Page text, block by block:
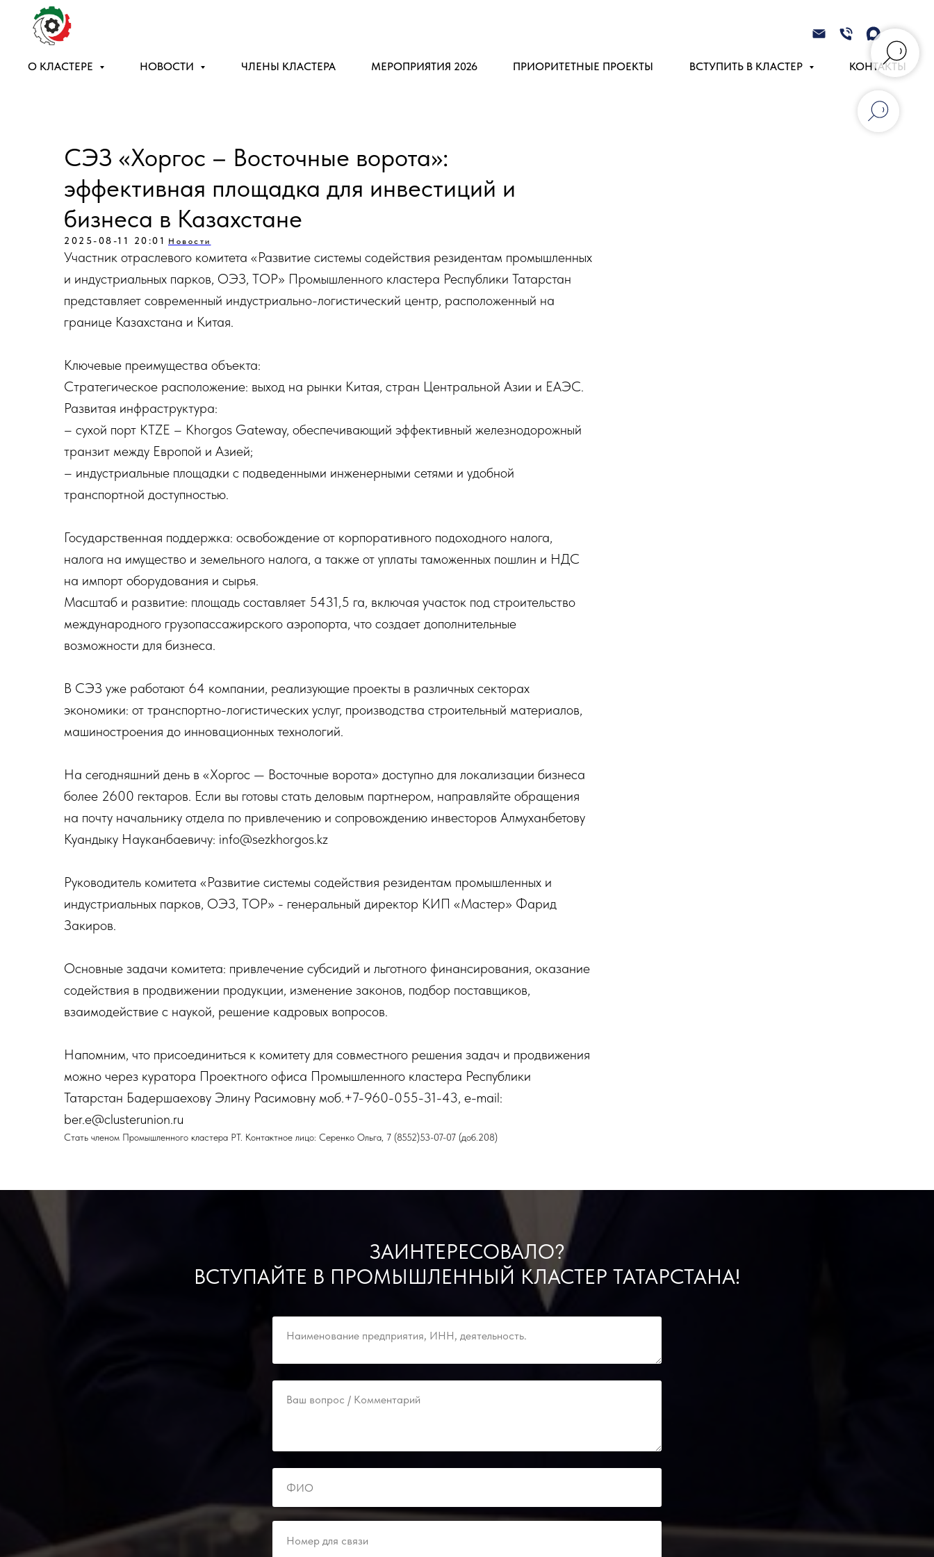
О КЛАСТЕРЕ НОВОСТИ ЧЛЕНЫ КЛАСТЕРА МЕРОПРИЯТИЯ 2026 ПРИОРИТЕТНЫЕ ПРОЕКТЫ ВСТУПИТЬ В КЛАСТЕР КОНТАКТЫ
СЭЗ «Хоргос – Восточные ворота»:
эффективная площадка для инвестиций и
бизнеса в Казахстане
2025-08-11 20:01 Новости
Участник отраслевого комитета «Развитие системы содействия резидентам промышленных
и индустриальных парков, ОЭЗ, ТОР» Промышленного кластера Республики Татарстан
представляет современный индустриально-логистический центр, расположенный на
границе Казахстана и Китая.
Ключевые преимущества объекта:
Стратегическое расположение: выход на рынки Китая, стран Центральной Азии и ЕАЭС.
Развитая инфраструктура:
– сухой порт KTZE – Khorgos Gateway, обеспечивающий эффективный железнодорожный
транзит между Европой и Азией;
– индустриальные площадки с подведенными инженерными сетями и удобной
транспортной доступностью.
Государственная поддержка: освобождение от корпоративного подоходного налога,
налога на имущество и земельного налога, а также от уплаты таможенных пошлин и НДС
на импорт оборудования и сырья.
Масштаб и развитие: площадь составляет 5431,5 га, включая участок под строительство
международного грузопассажирского аэропорта, что создает дополнительные
возможности для бизнеса.
В СЭЗ уже работают 64 компании, реализующие проекты в различных секторах
экономики: от транспортно-логистических услуг, производства строительный материалов,
машиностроения до инновационных технологий.
На сегодняшний день в «Хоргос — Восточные ворота» доступно для локализации бизнеса
более 2600 гектаров. Если вы готовы стать деловым партнером, направляйте обращения
на почту начальнику отдела по привлечению и сопровождению инвесторов Алмуханбетову
Куандыку Науканбаевичу: info@sezkhorgos.kz
Руководитель комитета «Развитие системы содействия резидентам промышленных и
индустриальных парков, ОЭЗ, ТОР» - генеральный директор КИП «Мастер» Фарид
Закиров.
Основные задачи комитета: привлечение субсидий и льготного финансирования, оказание
содействия в продвижении продукции, изменение законов, подбор поставщиков,
взаимодействие с наукой, решение кадровых вопросов.
Напомним, что присоединиться к комитету для совместного решения задач и продвижения
можно через куратора Проектного офиса Промышленного кластера Республики
Татарстан Бадершаехову Элину Расимовну моб.+7-960-055-31-43, e-mail:
ber.e@clusterunion.ru
Стать членом Промышленного кластера РТ. Контактное лицо: Серенко Ольга, 7 (8552)53-07-07 (доб.208)
ЗАИНТЕРЕСОВАЛО?
ВСТУПАЙТЕ В ПРОМЫШЛЕННЫЙ КЛАСТЕР ТАТАРСТАНА!